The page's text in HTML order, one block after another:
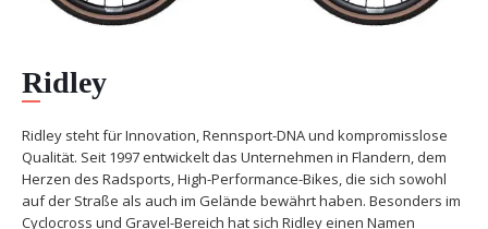
Ridley
Ridley steht für Innovation, Rennsport-DNA und kompromisslose
Qualität. Seit 1997 entwickelt das Unternehmen in Flandern, dem
Herzen des Radsports, High-Performance-Bikes, die sich sowohl
auf der Straße als auch im Gelände bewährt haben. Besonders im
Cyclocross und Gravel-Bereich hat sich Ridley einen Namen